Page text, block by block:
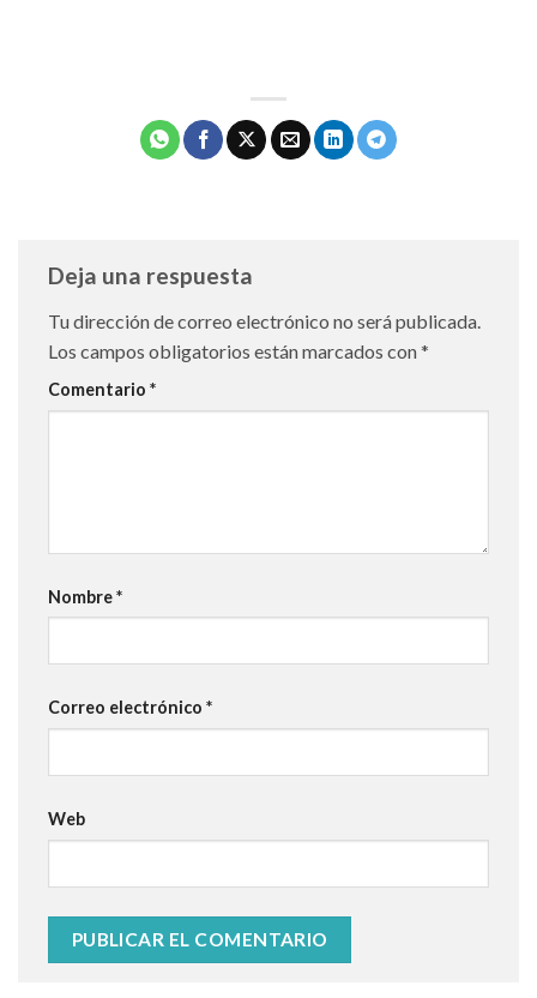
Deja una respuesta
Tu dirección de correo electrónico no será publicada.
Los campos obligatorios están marcados con*
Comentario *
Nombre*
Correo electrónico *
Web